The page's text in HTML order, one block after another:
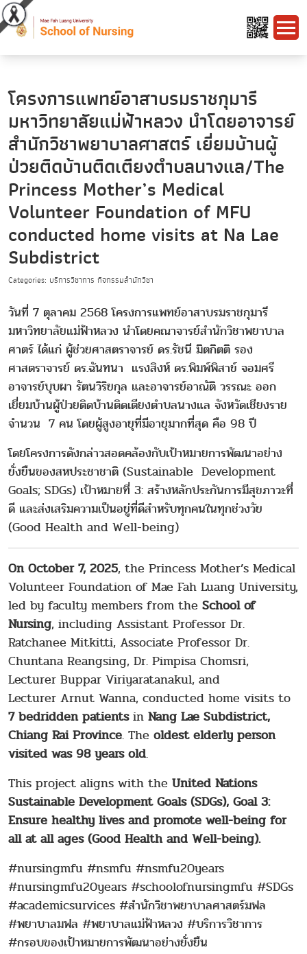
โครงการแพทย์อาสาบรมราชกุมารี
มหาวิทยาลัยแม่ฟ้าหลวง นำโดยอาจารย์
สำนักวิชาพยาบาลศาสตร์ เยี่ยมบ้านผู้
ป่วยติดบ้านติดเตียงตำบลนางแล/The
Princess Mother’s Medical
Volunteer Foundation of MFU
conducted home visits at Na Lae
Subdistrict
Categories: บริการวิชาการ กิจกรรมสำนักวิชา
วันที่ 7 ตุลาคม 2568 โครงการแพทย์อาสาบรมราชกุมารี
มหาวิทยาลัยแม่ฟ้าหลวง นำโดยคณาจารย์สำนักวิชาพยาบาล
ศาตร์ ได้แก่ ผู้ช่วยศาสตราจารย์ ดร.รัชนี มิตกิตติ รอง
ศาสตราจารย์ ดร.ฉันทนา แรงสิงห์ ดร.พิมพ์พิสาข์ จอมศรี
อาจารย์บุบผา รัตนวิริยกุล และอาจารย์อาณัติ วรรณะ ออก
เยี่ยมบ้านผู้ป่วยติดบ้านติดเตียงตำบลนางแล จังหวัดเชียงราย
จำนวน 7 คน โดยผู้สูงอายุที่มีอายุมากที่สุด คือ 98 ปี
โดยโครงการดังกล่าวสอดคล้องกับเป้าหมายการพัฒนาอย่าง
ยั่งยืนของสหประชาชาติ (Sustainable Development
Goals; SDGs) เป้าหมายที่ 3: สร้างหลักประกันการมีสุขภาวะที่
ดี และส่งเสริมความเป็นอยู่ที่ดีสำหรับทุกคนในทุกช่วงวัย
(Good Health and Well-being)
On October 7, 2025, the Princess Mother’s Medical
Volunteer Foundation of Mae Fah Luang University,
led by faculty members from the School of
Nursing, including Assistant Professor Dr.
Ratchanee Mitkitti, Associate Professor Dr.
Chuntana Reangsing, Dr. Pimpisa Chomsri,
Lecturer Buppar Viriyaratanakul, and
Lecturer Arnut Wanna, conducted home visits to
7 bedridden patientsin Nang Lae Subdistrict,
Chiang Rai Province. The oldest elderly person
visited was 98 years old.
This project aligns with the United Nations
Sustainable Development Goals (SDGs), Goal 3:
Ensure healthy lives and promote well-being for
all at all ages (Good Health and Well-being).
#nursingmfu #nsmfu #nsmfu20years
#nursingmfu20years #schoolofnursingmfu #SDGs
#academicsurvices #สำนักวิชาพยาบาลศาสตร์มฟล
#พยาบาลมฟล #พยาบาลแม่ฟ้าหลวง #บริการวิชาการ
#กรอบของเป้าหมายการพัฒนาอย่างยั่งยืน